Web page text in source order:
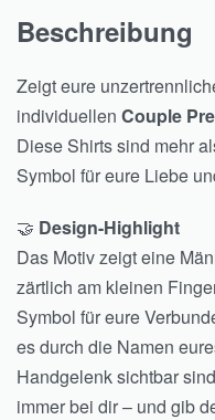
Beschreibung
Zeigt eure
individuellen Couple
Diese Shirts sind mehr
Symbol für eure Liebe
🤝 Design-Highlight
Das Motiv zeigt eine
zärtlich am kleinen
Symbol für eure
es durch die Namen
Handgelenk sichtbar
immer bei dir – und gib